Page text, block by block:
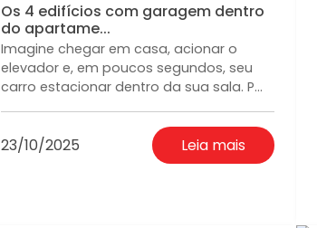
Os 4 edifícios com garagem dentro
do apartame...
Imagine chegar em casa, acionar o
elevador e, em poucos segundos, seu
carro estacionar dentro da sua sala. P...
23/10/2025 Leia mais